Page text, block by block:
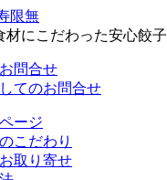
問合せ
てのお問合せ